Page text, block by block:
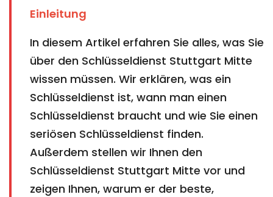
Einleitung
In diesem Artikel erfahren Sie alles, was Sie
über den Schlüsseldienst Stuttgart Mitte
wissen müssen. Wir erklären, was ein
Schlüsseldienst ist, wann man einen
Schlüsseldienst braucht und wie Sie einen
seriösen Schlüsseldienst finden.
Außerdem stellen wir Ihnen den
Schlüsseldienst Stuttgart Mitte vor und
zeigen Ihnen, warum er der beste,